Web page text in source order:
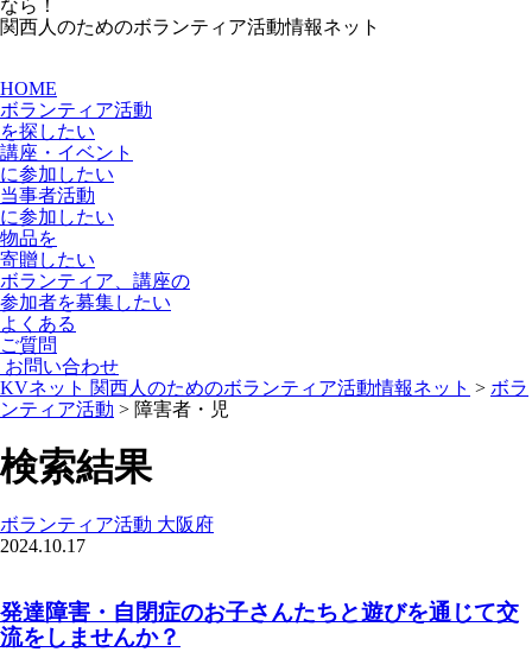
なら！
関西人のためのボランティア活動情報ネット
HOME
ボランティア活動
を探したい
講座・イベント
に参加したい
当事者活動
に参加したい
物品を
寄贈したい
ボランティア、講座の
参加者を募集したい
よくある
ご質問
お問い合わせ
KVネット 関西人のためのボランティア活動情報ネット > ボラ
ンティア活動 > 障害者・児
検索結果
ボランティア活動 大阪府
2024.10.17
発達障害・自閉症のお子さんたちと遊びを通じて交
流をしませんか？